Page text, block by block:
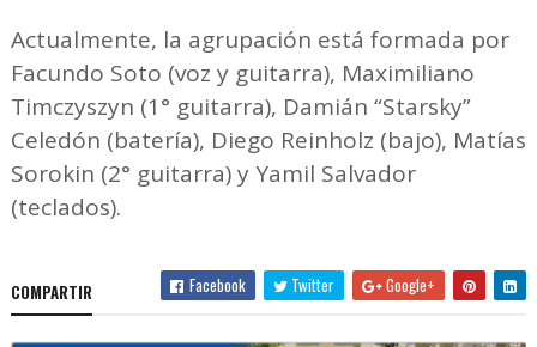
Actualmente, la agrupación está formada por
Facundo Soto (voz y guitarra), Maximiliano
Timczyszyn (1° guitarra), Damián “Starsky”
Celedón (batería), Diego Reinholz (bajo), Matías
Sorokin (2° guitarra) y Yamil Salvador
(teclados).
COMPARTIR Facebook Twitter Google+